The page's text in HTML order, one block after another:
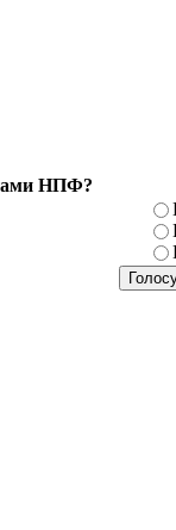
НПФ?